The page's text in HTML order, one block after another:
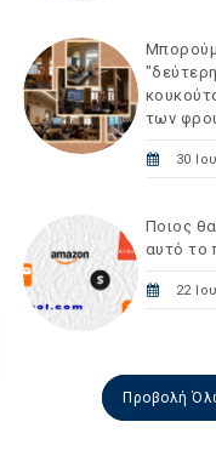
των
30
Ποιος
αυτό το
22
Προβολή